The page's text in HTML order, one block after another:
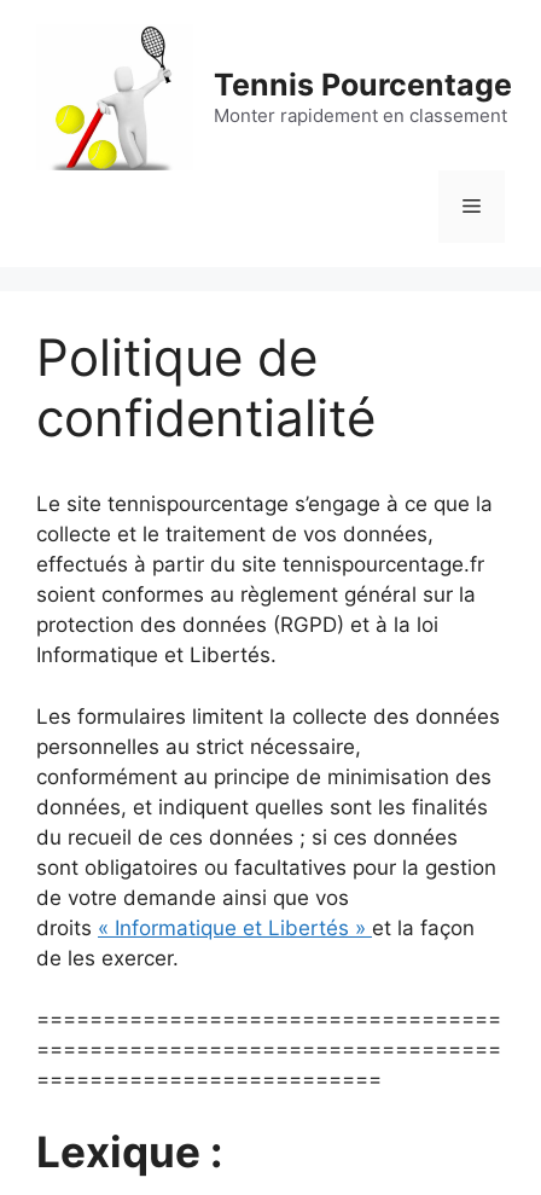
Tennis Pourcentage
Monter rapidement en classement
Menu
Politique de
confidentialité
Le site tennispourcentage s’engage à ce que la
collecte et le traitement de vos données,
effectués à partir du site tennispourcentage.fr
soient conformes au règlement général sur la
protection des données (RGPD) et à la loi
Informatique et Libertés.
Les formulaires limitent la collecte des données
personnelles au strict nécessaire,
conformément au principe de minimisation des
données, et indiquent quelles sont les finalités
du recueil de ces données ; si ces données
sont obligatoires ou facultatives pour la gestion
de votre demande ainsi que vos
droits « Informatique et Libertés » et la façon
de les exercer.
===================================
===================================
==========================
Lexique :